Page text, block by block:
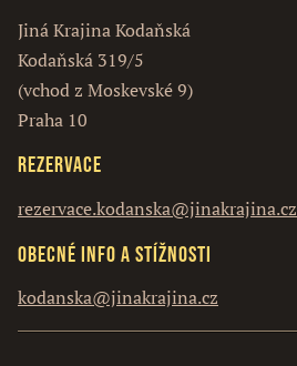
Jiná Krajina Kodaňská
Kodaňská 319/5
(vchod z Moskevské 9)
Praha 10
Rezervace
rezervace.kodanska@jinakrajina.cz
Obecné info a stížnosti
kodanska@jinakrajina.cz